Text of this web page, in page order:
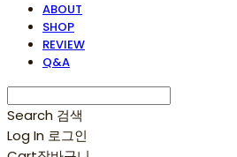
ABOUT
SHOP
REVIEW
Q&A
Search 검색
Log In 로그인